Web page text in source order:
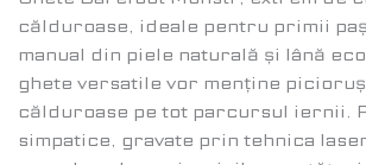
călduroase, ideale pentru primii
manual din piele naturală și lână
ghete versatile vor menține
călduroase pe tot parcursul iernii.
simpatice, gravate prin tehnica